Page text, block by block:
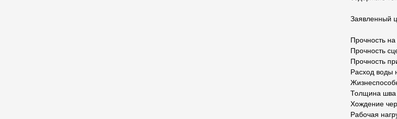
Заявленный
Прочность
Прочность
Прочность
Расход воды
Толщина
Хождение
Рабочая